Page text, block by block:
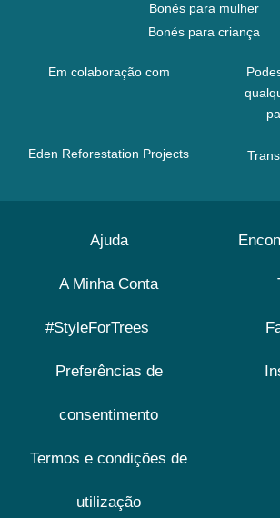
Bonés para mulher
Bonés para criança
Em colaboração com
Eden Reforestation Projects
Ajuda
A Minha Conta
#StyleForTrees
Preferências de
consentimento
Termos e condições de
utilização